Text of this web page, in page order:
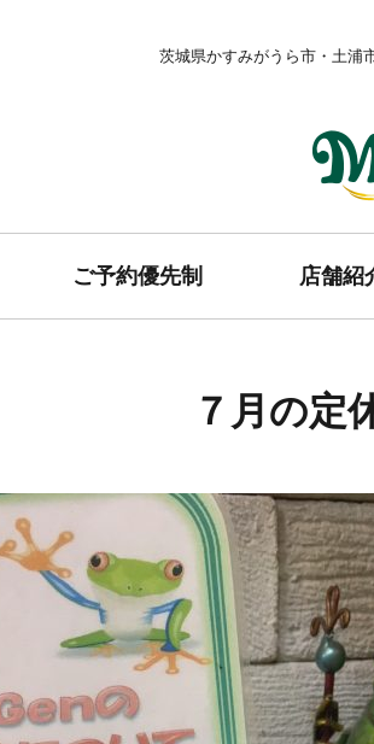
茨城県かすみがうら市・土浦
ご予約優先制 店舗紹
７月の定